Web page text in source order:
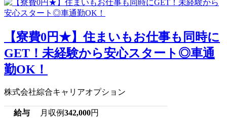
【寮費0円★】住まいもお仕事も同時に
GET！未経験から安心スタート◎車通
勤OK！
株式会社綜合キャリアオプション
給与 月収例342,000円